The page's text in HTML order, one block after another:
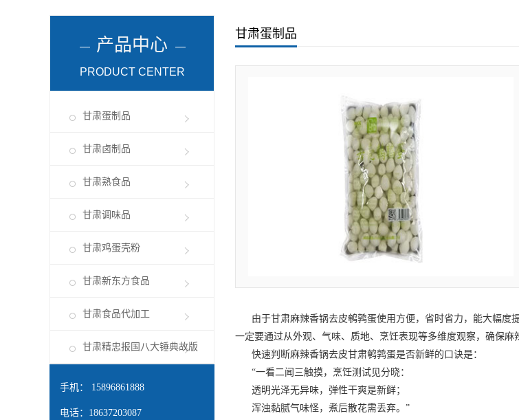
产品中心
PRODUCT CENTER
甘肃蛋制品
甘肃卤制品
甘肃熟食品
甘肃调味品
甘肃鸡蛋壳粉
甘肃新东方食品
甘肃食品代加工
甘肃精忠报国八大锤典故版
手机： 15896861888
电话：18637203087
甘肃蛋制品
由于甘肃麻辣香锅去皮鹌鹑蛋使用方便，省时省力，能大幅度
一定要通过从外观、气味、质地、烹饪表现等多维度观察，确保麻
快速判断麻辣香锅去皮甘肃鹌鹑蛋是否新鲜的口诀是：
“一看二闻三触摸，烹饪测试见分晓：
透明光泽无异味，弹性干爽是新鲜；
浑浊黏腻气味怪，煮后散花需丢弃。”